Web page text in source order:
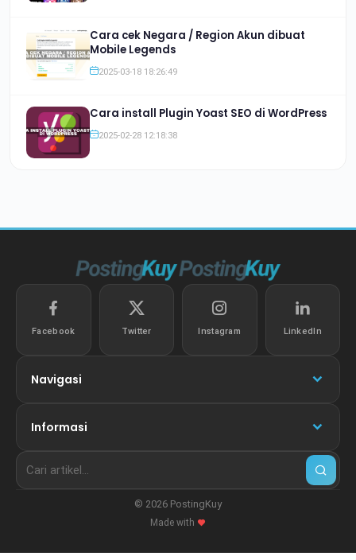
Cara cek Negara / Region Akun dibuat
Mobile Legends
2025-03-18 18:26:49
Cara install Plugin Yoast SEO di WordPress
2025-02-28 12:18:38
Facebook Twitter Instagram LinkedIn
Navigasi
Informasi
© 2026 PostingKuy
Made with